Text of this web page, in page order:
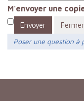
M'envoyer une
Envoyer
Poser une question à